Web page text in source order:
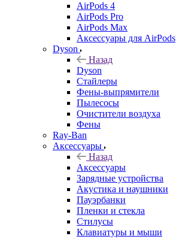
AirPods 4
AirPods Pro
AirPods Max
Аксессуары для AirPods
Dyson
Назад
Dyson
Стайлеры
Фены-выпрямители
Пылесосы
Очистители воздуха
Фены
Ray-Ban
Аксессуары
Назад
Аксессуары
Зарядные устройства
Акустика и наушники
Пауэрбанки
Пленки и стекла
Стилусы
Клавиатуры и мыши